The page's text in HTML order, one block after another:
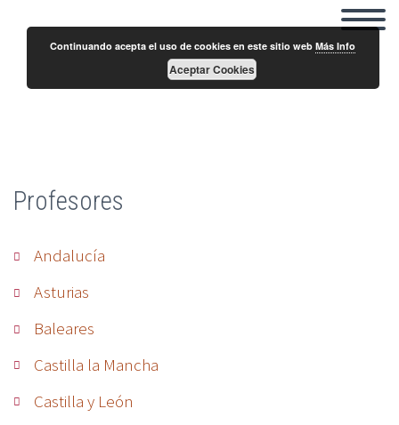
Mª Luisa García
Profesores
Andalucía
Asturias
Baleares
Castilla la Mancha
Castilla y León
Continuando acepta el uso de cookies en este sitio webMás Info
Aceptar Cookies